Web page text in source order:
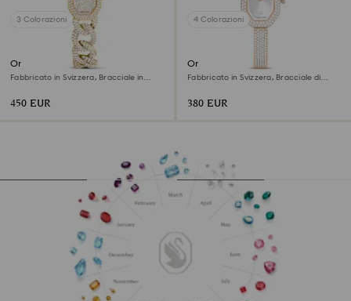
3 Colorazioni
Orologio Dextera chain
Fabbricato in Svizzera, Bracciale in
450 EUR
4 Colorazioni
Orologio Dextera bangle
Fabbricato in Svizzera, Bracciale di
380 EUR